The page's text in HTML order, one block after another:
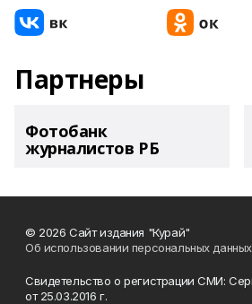
Партнеры
Фотобанк
журналистов РБ
© 2026 Сайт издания "Курай"
Об использовании персональных данных
Свидетельство о регистрации СМИ:
от 25.03.2016 г.